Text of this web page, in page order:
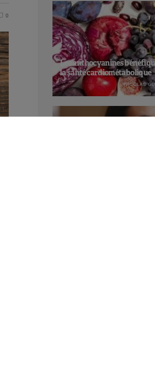
0
Les anthocyanines
la santé cardiométabolique
NICOLAS